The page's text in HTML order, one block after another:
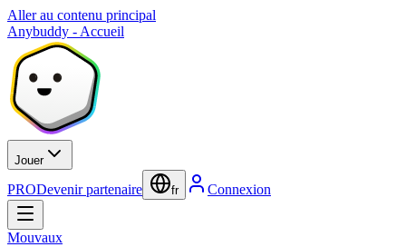
Aller au contenu principal
Anybuddy - Accueil
Jouer
PRODevenir partenaire fr Connexion
Mouvaux